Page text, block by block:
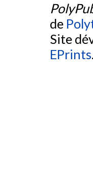
de
Site
EPrints.